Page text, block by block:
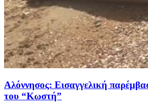
Αλόννησος: Εισαγγελική
του “Κωστή”